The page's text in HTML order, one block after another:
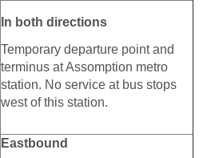
In both directions
Temporary departure point and
terminus at Assomption metro
station. No service at bus stops
west of this station.
Eastbound